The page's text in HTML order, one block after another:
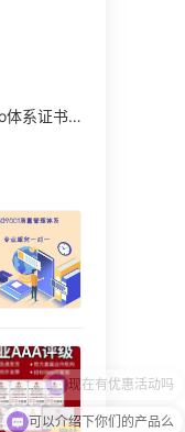
福建省人民政府颁发《关于加强市场工业iso体系证书质量监督检验与管理的暂行规定》的通知
可以介绍下你们的产品么